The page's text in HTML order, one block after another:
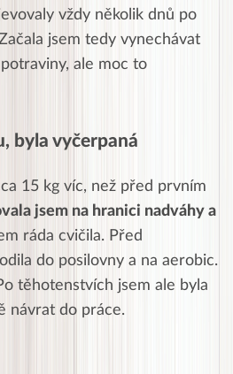
vždy několik dnů po
jsem tedy vynechávat
ale moc to
byla vyčerpaná
15 kg víc, než před prvním
jsem na hranici nadváhy a
ráda cvičila. Před
do posilovny a na aerobic.
těhotenstvích jsem ale byla
návrat do práce.